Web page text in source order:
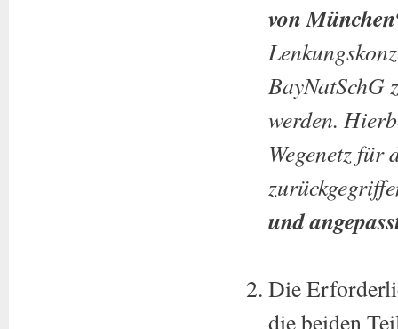
von
BayNatSchG
werden.
Wegenetz
und
Die
die beiden